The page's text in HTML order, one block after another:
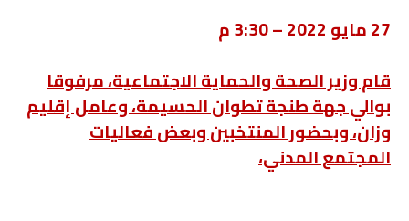
27 مايو 2022 – 3:30 م
قام وزير الصحة والحماية الاجتماعية، مرفوقا
بوالي جهة طنجة تطوان الحسيمة، وعامل إقليم
وزان، وبحضور المنتخبين وبعض فعاليات
المجتمع المدني،